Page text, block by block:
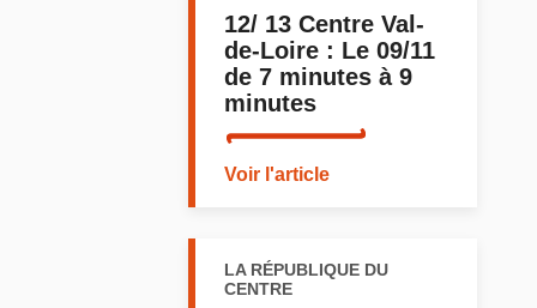
12/ 13 Centre Val-
de-Loire : Le 09/11
de 7 minutes à 9
minutes
Voir l'article
LA RÉPUBLIQUE DU
CENTRE